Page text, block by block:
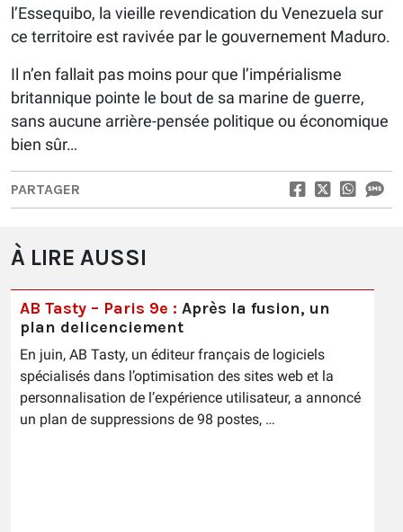
l’Essequibo, la vieille revendication du Venezuela sur
ce territoire est ravivée par le gouvernement Maduro.
Il n’en fallait pas moins pour que l’impérialisme
britannique pointe le bout de sa marine de guerre,
sans aucune arrière-pensée politique ou économique
bien sûr…
PARTAGER
À LIRE AUSSI
AB Tasty – Paris 9e : Après la fusion, un
plan delicenciement
En juin, AB Tasty, un éditeur français de logiciels
spécialisés dans l’optimisation des sites web et la
personnalisation de l’expérience utilisateur, a annoncé
un plan de suppressions de 98 postes, …